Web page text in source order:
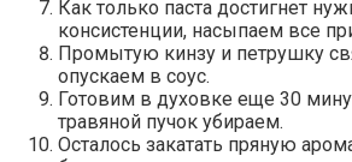
Как только паста достигнет
консистенции, насыпаем все
Промытую кинзу и петрушку
опускаем в соус.
Готовим в духовке еще 30
травяной пучок убираем.
Осталось закатать пряную